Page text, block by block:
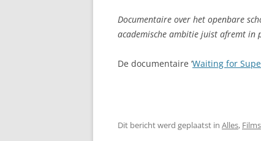
Documentaire over het openbare
academische ambitie juist afremt in
De documentaire ‘Waiting for
Dit bericht werd geplaatst in Alles, Films